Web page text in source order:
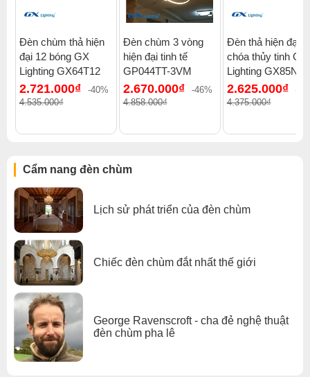
Click để xem thêm chiết khấu, quà tặng và khuyến mãi của
đèn chùm.
Xem thêm:Đèn chùm tân cổ điển,Đèn chùm ốp trần,
Đèn chùm pha lê
Đèn chùm phòng khách
Đèn chùm thả hiện
đại 12 bóng GX
Lighting GX64T12
2.721.000₫
-40%
4.535.000₫
Đèn chùm 3 vòng
hiện đại tinh tế
GP044TT-3VM
2.670.000₫
-46%
4.858.000₫
Đèn thả hiện đại
chóa thủy tinh GX
Lighting GX85N7
2.625.000₫
-
4.375.000₫
Cẩm nang đèn chùm
Lịch sử phát triển của đèn chùm
Chiếc đèn chùm đắt nhất thế giới
George Ravenscroft - cha đẻ nghệ thuật
đèn chùm pha lê